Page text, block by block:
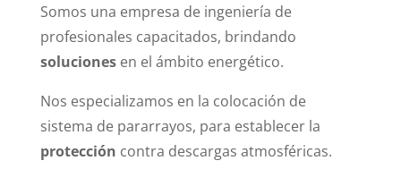
Somos una empresa de ingeniería de
profesionales capacitados, brindando
solucionesen el ámbito energético.
Nos especializamos en la colocación de
sistema de pararrayos, para establecer la
protección contra descargas atmosféricas.